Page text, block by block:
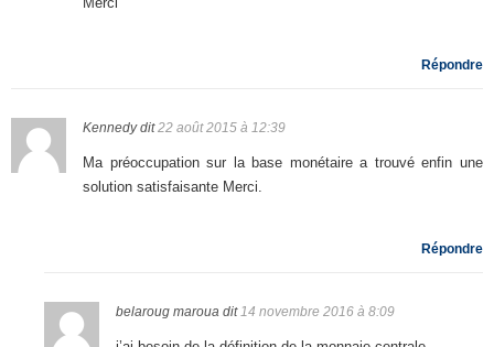
Répondre
Kennedy dit 22 août 2015 à 12:39
Ma préoccupation sur la base monétaire a trouvé enfin une
solution satisfaisante Merci.
Répondre
belaroug maroua dit 14 novembre 2016 à 8:09